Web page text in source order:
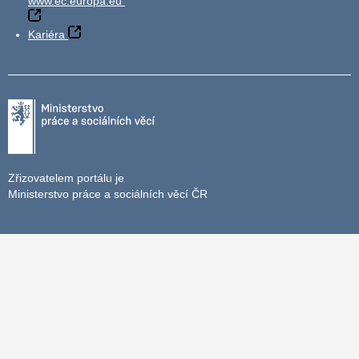
Kariéra
Zřizovatelem portálu je
Ministerstvo práce a sociálních věcí ČR